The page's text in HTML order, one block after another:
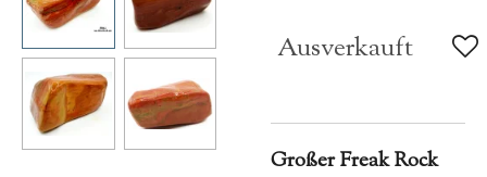
Ausverkauft
Großer Freak Rock